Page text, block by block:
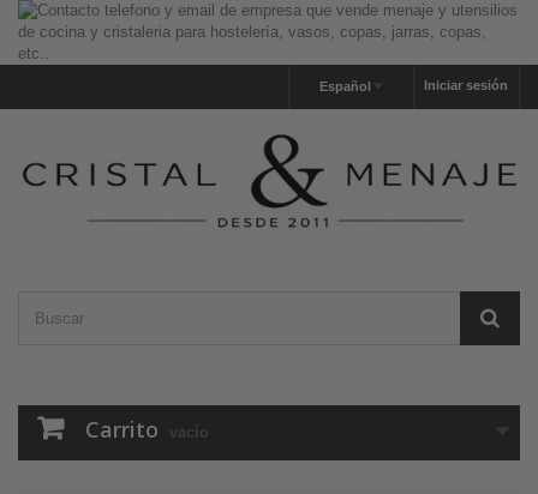
Iniciar sesión
Español
Carrito vacío